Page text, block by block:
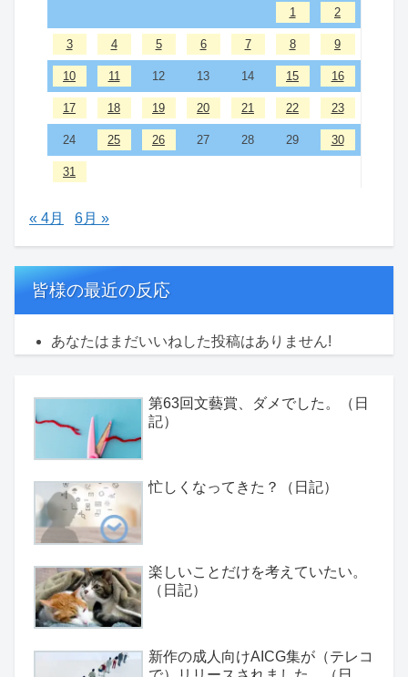
1 2
3 4 5 6 7 8 9
10 11 12 13 14 15 16
17 18 19 20 21 22 23
24 25 26 27 28 29 30
31
« 4月 6月 »
皆様の最近の反応
あなたはまだいいねした投稿はありません!
第63回文藝賞、ダメでした。（日
記）
忙しくなってきた？（日記）
楽しいことだけを考えていたい。
（日記）
新作の成人向けAICG集が（テレコ